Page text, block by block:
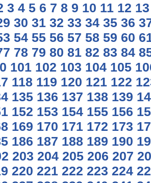
3 4 5 6 7 8 9 10 11 12 13
30 31 32 33 34 35 36
54 55 56 57 58 59 60
78 79 80 81 82 83 84
101 102 103 104 105
118 119 120 121 122
135 136 137 138 139
152 153 154 155 156
169 170 171 172 173
186 187 188 189 190
203 204 205 206 207
220 221 222 223 224